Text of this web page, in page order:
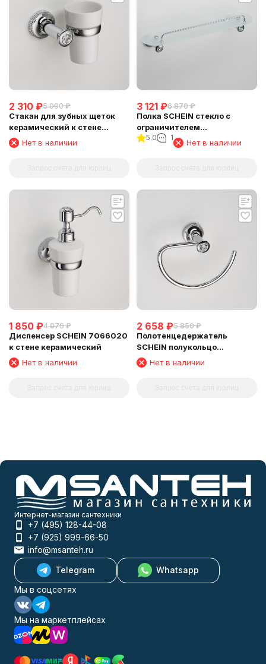
2 310 ₽5 090 ₽
Стакан для зубных щеток
керамический к стене
SCHEIN (7066011)
Нет в наличии
3 121 ₽6 870 ₽
Полка SCHEIN стекло с
ограничителем
(7066045SC)
5.0 1
Нет в наличии
1 850 ₽4 070 ₽
Диспенсер SCHEIN 7066020
к стене керамический
Нет в наличии
2 658 ₽5 850 ₽
Полотенцедержатель
SCHEIN полукольцо
(7066025)
Нет в наличии
Интернет-магазин сантехники
+7 (495) 128-44-08
+7 (925) 999-66-50
info@msanteh.ru
Telegram
Whatsapp
Мы в соцсетях
Мы на маркетплейсах